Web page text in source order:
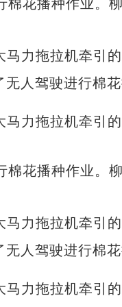
棉花播种作业。
马力拖拉机牵引
棉花播种作业。
马力拖拉机牵引